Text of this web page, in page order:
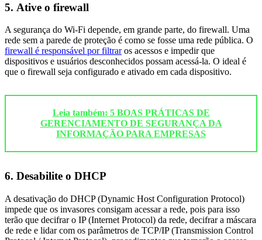
5. Ative o firewall
A segurança do Wi-Fi depende, em grande parte, do firewall. Uma
rede sem a parede de proteção é como se fosse uma rede pública. O
firewall é responsável por filtraros acessos e impedir que
dispositivos e usuários desconhecidos possam acessá-la. O ideal é
que o firewall seja configurado e ativado em cada dispositivo.
Leia também: 5 BOAS PRÁTICAS DE
GERENCIAMENTO DE SEGURANÇA DA
INFORMAÇÃO PARA EMPRESAS
6. Desabilite o DHCP
A desativação do DHCP (Dynamic Host Configuration Protocol)
impede que os invasores consigam acessar a rede, pois para isso
terão que decifrar o IP (Internet Protocol) da rede, decifrar a máscara
de rede e lidar com os parâmetros de TCP/IP (Transmission Control